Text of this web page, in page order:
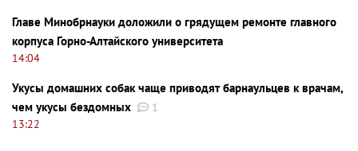
Главе Минобрнауки доложили о грядущем ремонте главного
корпуса Горно-Алтайского университета
14:04
Укусы домашних собак чаще приводят барнаульцев к врачам,
чем укусы бездомных
1
13:22